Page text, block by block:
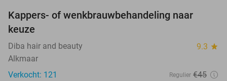
Kappers- of wenkbrauwbehandeling naar
keuze
Diba hair and beauty 9.3 star
Alkmaar
Verkocht: 121
Regulier €45